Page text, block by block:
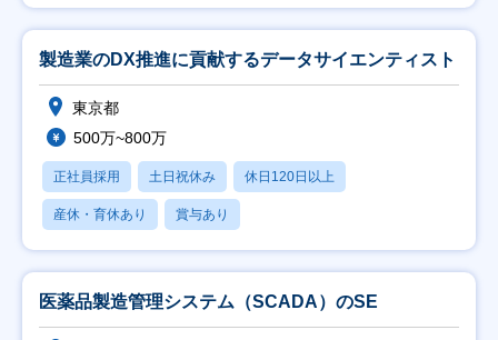
製造業のDX推進に貢献するデータサイエンティスト
東京都
500万~800万
正社員採用 土日祝休み 休日120日以上
産休・育休あり 賞与あり
医薬品製造管理システム（SCADA）のSE